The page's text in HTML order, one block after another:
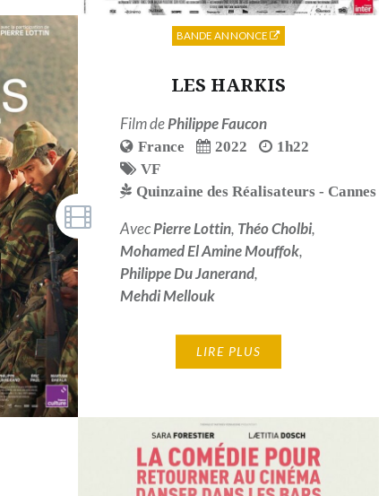
LES HARKIS
Film dePhilippe Faucon
France 2022
1h22
VF
Quinzaine des Réalisateurs -
AvecPierre Lottin, Théo Cholbi,
Mohamed El Amine Mouffok,
Philippe Du Janerand,
Mehdi Mellouk
LIRE PLUS
BANDE ANNONCE